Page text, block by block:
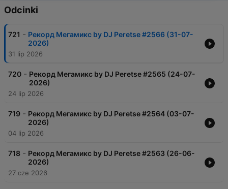
Odcinki
721 - Рекорд Мегамикс by DJ Peretse #2566 (31-07-
2026)
31 lip 2026
720 - Рекорд Мегамикс by DJ Peretse #2565 (24-07-
2026)
24 lip 2026
719 - Рекорд Мегамикс by DJ Peretse #2564 (03-07-
2026)
04 lip 2026
718 - Рекорд Мегамикс by DJ Peretse #2563 (26-06-
2026)
27 cze 2026